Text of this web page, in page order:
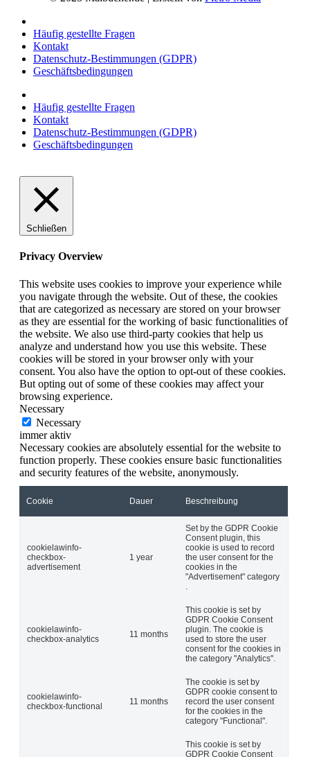
Häufig gestellte Fragen
Kontakt
Datenschutz-Bestimmungen (GDPR)
Geschäftsbedingungen
Häufig gestellte Fragen
Kontakt
Datenschutz-Bestimmungen (GDPR)
Geschäftsbedingungen
Schließen
Privacy Overview
This website uses cookies to improve your experience while
you navigate through the website. Out of these, the cookies
that are categorized as necessary are stored on your browser
as they are essential for the working of basic functionalities of
the website. We also use third-party cookies that help us
analyze and understand how you use this website. These
cookies will be stored in your browser only with your
consent. You also have the option to opt-out of these cookies.
But opting out of some of these cookies may affect your
browsing experience.
Necessary
Necessary
immer aktiv
Necessary cookies are absolutely essential for the website to
function properly. These cookies ensure basic functionalities
and security features of the website, anonymously.
Cookie Dauer Beschreibung
cookielawinfo-
checkbox-
advertisement
1 year
Set by the GDPR Cookie
Consent plugin, this
cookie is used to record
the user consent for the
cookies in the
"Advertisement" category
cookielawinfo-
checkbox-analytics
11 months
This cookie is set by
GDPR Cookie Consent
plugin. The cookie is
used to store the user
consent for the cookies in
the category "Analytics".
cookielawinfo-
checkbox-functional
11 months
The cookie is set by
GDPR cookie consent to
record the user consent
for the cookies in the
category "Functional".
This cookie is set by
GDPR Cookie Consent